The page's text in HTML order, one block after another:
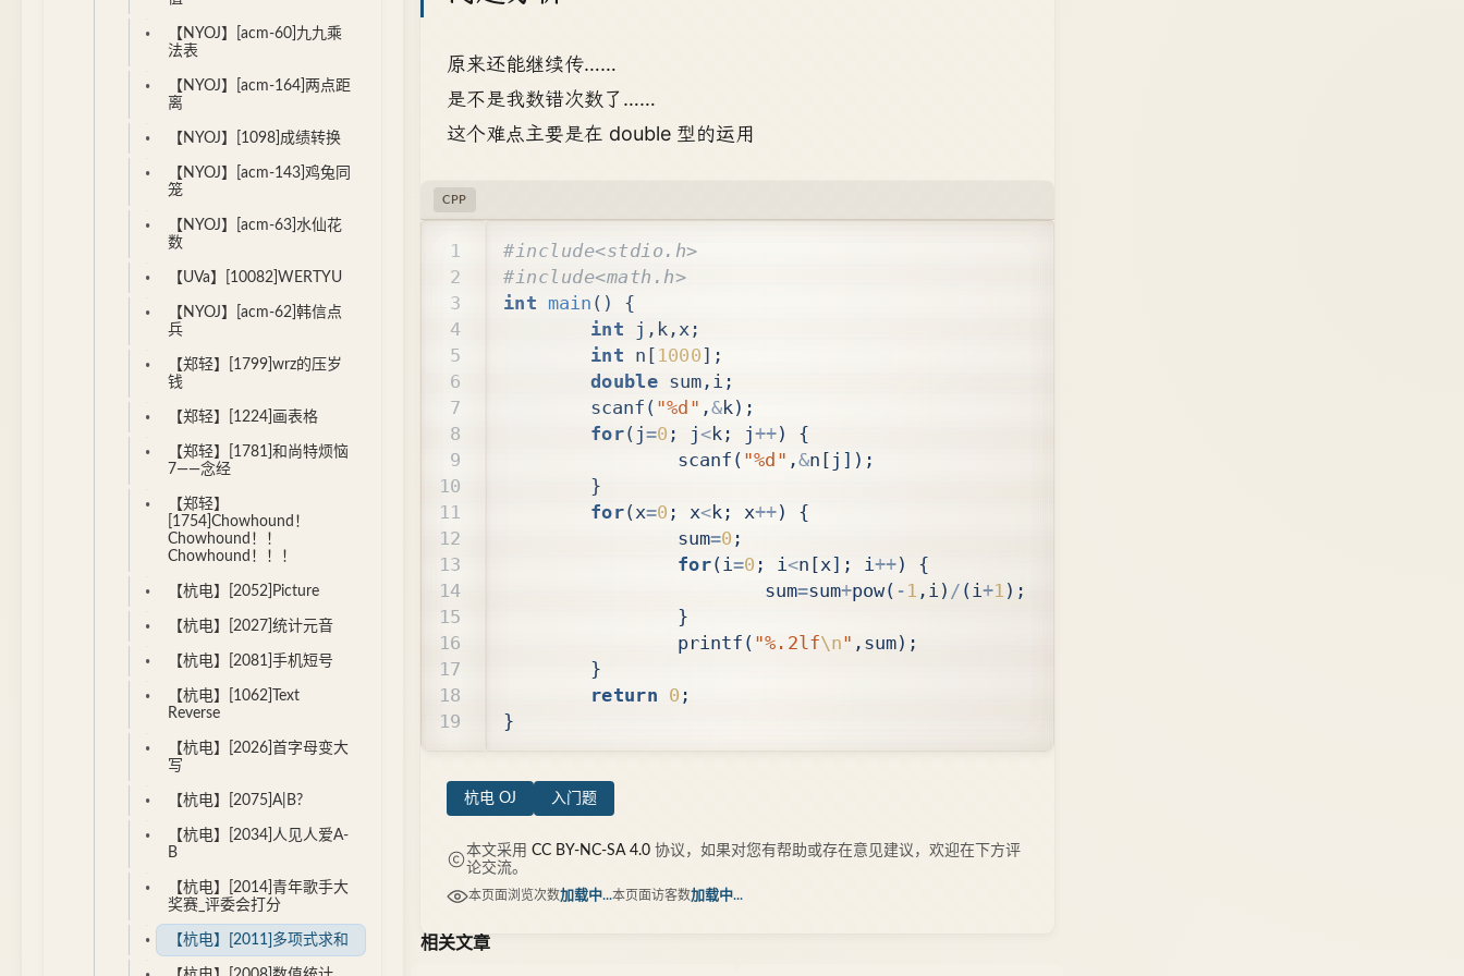
【NYOJ】[acm-60]九九乘
法表
【NYOJ】[acm-164]两点距
离
【NYOJ】[1098]成绩转换
【NYOJ】[acm-143]鸡兔同
笼
【NYOJ】[acm-63]水仙花
数
【UVa】[10082]WERTYU
【NYOJ】[acm-62]韩信点
兵
【郑轻】[1799]wrz的压岁
钱
【郑轻】[1224]画表格
【郑轻】[1781]和尚特烦恼
7——念经
【郑轻】
[1754]Chowhound！
Chowhound！！
Chowhound！！！
【杭电】[2052]Picture
【杭电】[2027]统计元音
【杭电】[2081]手机短号
【杭电】[1062]Text
Reverse
【杭电】[2026]首字母变大
写
【杭电】[2075]A|B?
【杭电】[2034]人见人爱A-
B
【杭电】[2014]青年歌手大
奖赛_评委会打分
【杭电】[2011]多项式求和
原来还能继续传……
是不是我数错次数了……
这个难点主要是在 double 型的运用
CPP
int main ()
{
int
j , k , x ;
int n [ 1000];
double sum , i ;
scanf ( "%d" ,&k );
for( j=0 ; j<k ; j++)
{
scanf ( "%d" ,&n [ j ]);
}
for(x=0 ; x<k ; x++)
{
sum=0 ;
for( i=0 ; i<n [x]; i++)
{
sum=sum+pow( - 1 , i ) / ( i+1 );
}
printf ( "%.2lf\n" , sum);
}
return 0 ;
}
杭电 OJ 入门题
本文采用CC BY-NC-SA 4.0 协议，如果对您有帮助或存在意见建议，欢迎在下方评
论交流。
本页面浏览次数加载中...本页面访客数加载中...
相关文章